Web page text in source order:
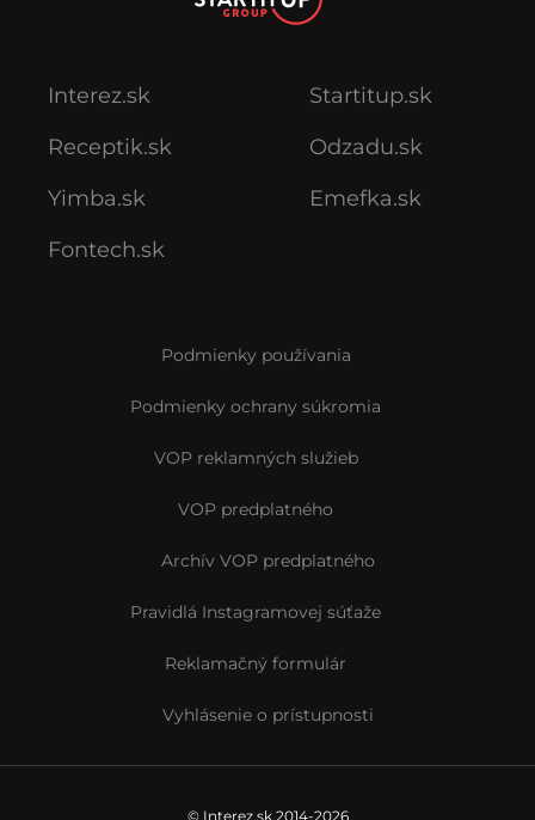
Interez.sk
Receptik.sk
Yimba.sk
Fontech.sk
Startitup.sk
Odzadu.sk
Emefka.sk
Podmienky používania
Podmienky ochrany súkromia
VOP reklamných služieb
VOP predplatného
Archív VOP predplatného
Pravidlá Instagramovej súťaže
Reklamačný formulár
Vyhlásenie o prístupnosti
© Interez.sk 2014-2026